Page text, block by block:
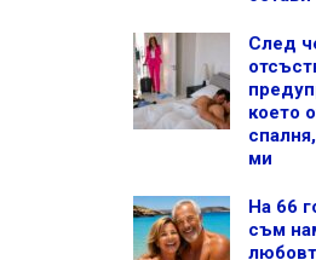
След
което
ми
На 66
съм